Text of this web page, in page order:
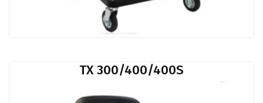
TX 300/400/400S